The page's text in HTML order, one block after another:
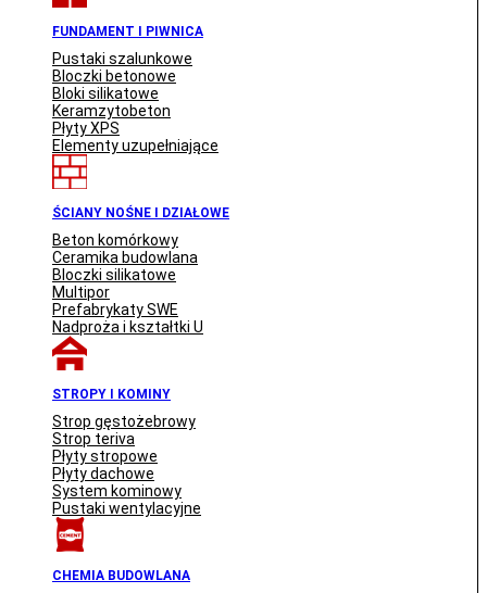
FUNDAMENT I PIWNICA
Pustaki szalunkowe
Bloczki betonowe
Bloki silikatowe
Keramzytobeton
Płyty XPS
Elementy uzupełniające
ŚCIANY NOŚNE I DZIAŁOWE
Beton komórkowy
Ceramika budowlana
Bloczki silikatowe
Multipor
Prefabrykaty SWE
Nadproża i kształtki U
STROPY I KOMINY
Strop gęstożebrowy
Strop teriva
Płyty stropowe
Płyty dachowe
System kominowy
Pustaki wentylacyjne
CHEMIA BUDOWLANA